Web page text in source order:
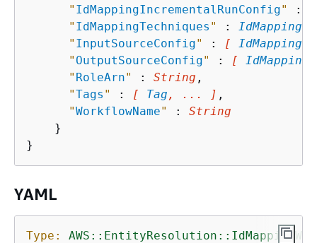
" IdMappingIncrementalRunConfig" :
" IdMappingTechniques " :
" InputSourceConfig" : [
" OutputSourceConfig" : [
" RoleArn" : String ,
"Tags " : [ Tag , ... ] ,
"WorkflowName" : String
    }
YAML
Type: